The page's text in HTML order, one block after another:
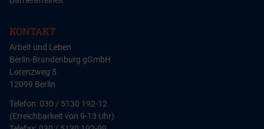
KONTAKT
Arbeit und Leben
Berlin-Brandenburg gGmbH
Lorenzweg 5
12099 Berlin
Telefon: 030 / 5130 192-12
(Erreichbarkeit von 9-13 Uhr)